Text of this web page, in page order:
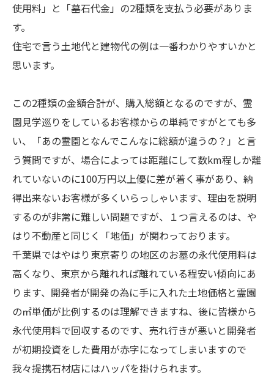
使用料」と「墓石代金」の2種類を支払う必要がありま
す。
住宅で言う土地代と建物代の例は一番わかりやすいかと
思います。
この2種類の金額合計が、購入総額となるのですが、霊
園見学巡りをしているお客様からの単純ですがとても多
い、「あの霊園となんでこんなに総額が違うの？」と言
う質問ですが、場合によっては距離にして数km程しか離
れていないのに100万円以上優に差が着く事があり、納
得出来ないお客様が多くいらっしゃいます、理由を説明
するのが非常に難しい問題ですが、１つ言えるのは、や
はり不動産と同じく「地価」が関わっております。
千葉県ではやはり東京寄りの地区のお墓の永代使用料は
高くなり、東京から離れれば離れている程安い傾向にあ
ります、開発者が開発の為に手に入れた土地価格と霊園
の㎡単価が比例するのは理解できますね、後に皆様から
永代使用料で回収するのです、売れ行きが悪いと開発者
が初期投資をした費用が赤字になってしまいますので
我々提携石材店にはハッパを掛けられます。